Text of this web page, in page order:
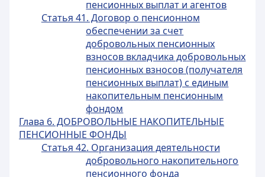
пенсионных выплат и агентов
Статья 41. Договор о пенсионном
обеспечении за счет
добровольных пенсионных
взносов вкладчика добровольных
пенсионных взносов (получателя
пенсионных выплат) с единым
накопительным пенсионным
фондом
Глава 6. ДОБРОВОЛЬНЫЕ НАКОПИТЕЛЬНЫЕ
ПЕНСИОННЫЕ ФОНДЫ
Статья 42. Организация деятельности
добровольного накопительного
пенсионного фонда